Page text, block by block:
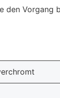
den Vorgang